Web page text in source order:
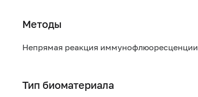
Методы
Непрямая реакция иммунофлюоресценции
Тип биоматериала